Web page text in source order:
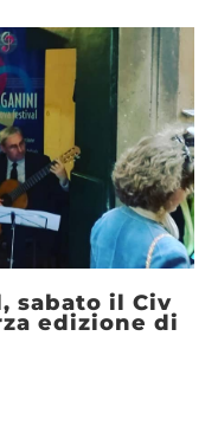
sabato il Civ
edizione di